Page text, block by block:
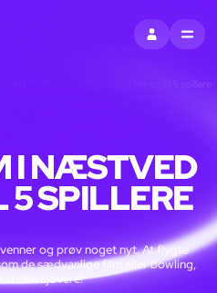
LOG INDMENU
Flugtrum i Næstved for op til 5 spillere
I NÆSTVED
5 SPILLERE
og prøv noget nyt. At flygte
de sædvanlige film eller bowling,
endnu sjovere!